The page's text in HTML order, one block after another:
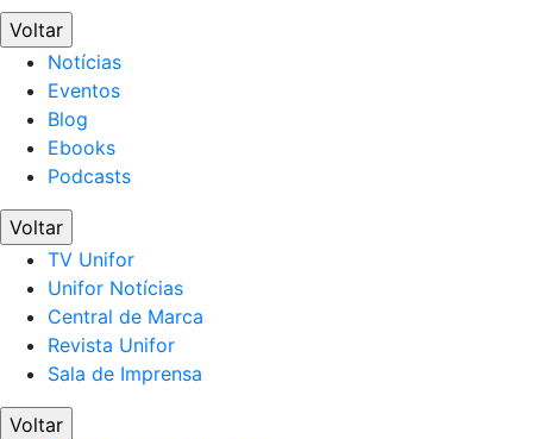
Voltar
Notícias
Eventos
Blog
Ebooks
Podcasts
Voltar
TV Unifor
Unifor Notícias
Central de Marca
Revista Unifor
Sala de Imprensa
Voltar